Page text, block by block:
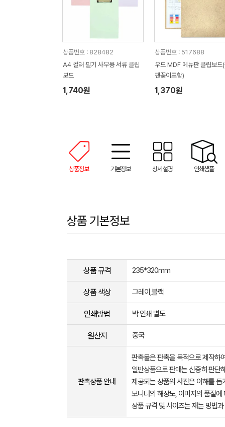
상품번호 : 828482
A4 컬러 필기 사무용 서류 클립
보드
1,740원
상품번호 : 517688
우드 MDF 메뉴판 클립보드
펜꽂이포함)
1,370원
상품정보 기본정보 상세설명 인쇄샘플
상품 기본정보
상품 규격 235*320mm
상품 색상 그레이,블랙
인쇄방법 박 인쇄 별도
원산지 중국
판촉상품 안내
판촉물은 판촉을 목적으로 제작하
일반상품으로 판매는 신중히 판단
제공되는 상품의 사진은 이해를
모니터의 해상도, 이미지의 품질
상품 규격 및 사이즈는 재는 방법